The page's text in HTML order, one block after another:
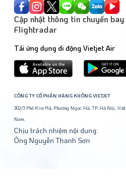
Cập nhật thông tin chuyến bay
Flightradar
Tải ứng dụng di động Vietjet Air
CÔNG TY CỔ PHẦN HÀNG KHÔNG VIETJET
302/3 Phố Kim Mã, Phường Ngọc Hà, TP. Hà Nội, Việt
Nam.
Chịu trách nhiệm nội dung:
Ông Nguyễn Thanh Sơn